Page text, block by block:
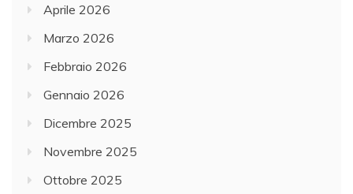
Aprile 2026
Marzo 2026
Febbraio 2026
Gennaio 2026
Dicembre 2025
Novembre 2025
Ottobre 2025